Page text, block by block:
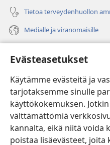
Evästeasetukset
Käytämme evästeitä ja
tarjotaksemme sinulle
käyttökokemuksen.
välttämättömiä
kannalta, eikä niitä voida
poistaa lisäevästeet, joita
Tietoa terveydenhuollon
Medialle ja viranomaisille
(avaa
uuden
ikkunan)Vartiotornin
(avaa
uuden
ikkunan)JW Hub
(avaa
uuden